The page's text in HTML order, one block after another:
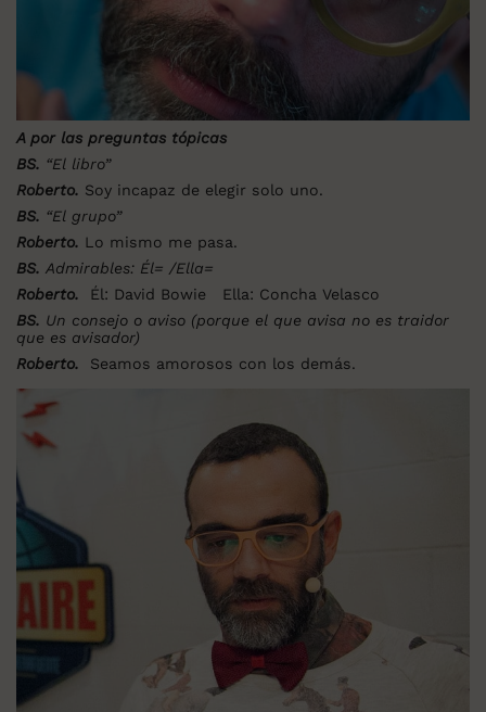
A por las preguntas tópicas
BS. “El libro”
Roberto. Soy incapaz de elegir solo uno.
BS. “El grupo”
Roberto. Lo mismo me pasa.
BS. Admirables: Él= /Ella=
Roberto. Él: David Bowie
Ella: Concha Velasco
BS. Un consejo o aviso (porque el que avisa no es traidor
que es avisador)
Roberto. Seamos amorosos con los demás.